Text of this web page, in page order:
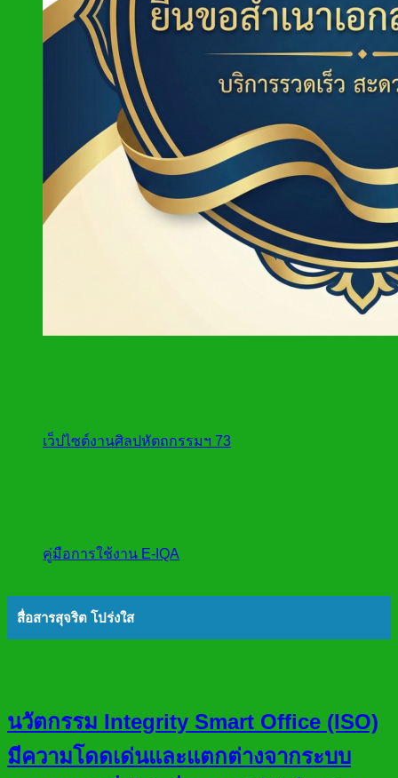
เว็ปไซต์งานศิลปหัตถกรรมฯ 73
คู่มือการใช้งาน E-IQA
สื่อสารสุจริต โปร่งใส
นวัตกรรม Integrity Smart Office (ISO)
มีความโดดเด่นและแตกต่างจากระบบ